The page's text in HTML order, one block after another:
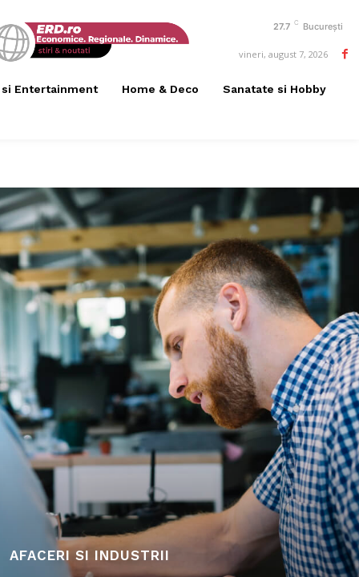
27.7 C București
vineri, august 7, 2026
Entertainment Home & Deco Sanatate si Hobby
AFACERI SI INDUSTRII